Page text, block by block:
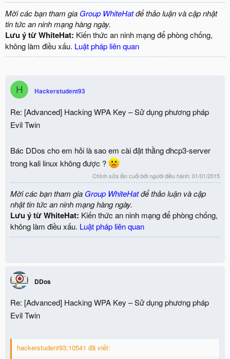
Mời các bạn tham gia Group WhiteHatđể thảo luận và cập nhật
tin tức an ninh mạng hàng ngày.
Lưu ý từ WhiteHat: Kiến thức an ninh mạng để phòng chống,
không làm điều xấu. Luật pháp liên quan
H Hackerstudent93
Re: [Advanced] Hacking WPA Key – Sử dụng phương pháp
Evil Twin
Bác DDos cho em hỏi là sao em cài đặt thằng dhcp3-server
trong kali linux không được ?
Chỉnh sửa lần cuối bởi người điều hành: 01/01/2015
Mời các bạn tham gia Group WhiteHatđể thảo luận và cập
nhật tin tức an ninh mạng hàng ngày.
Lưu ý từ WhiteHat: Kiến thức an ninh mạng để phòng chống,
không làm điều xấu. Luật pháp liên quan
DDos
Re: [Advanced] Hacking WPA Key – Sử dụng phương pháp
Evil Twin
hackerstudent93;10541 đã viết: